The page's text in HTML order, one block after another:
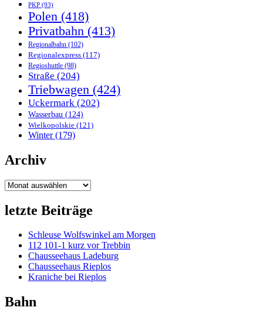
PKP (93)
Polen (418)
Privatbahn (413)
Regionalbahn (102)
Regionalexpress (117)
Regioshuttle (98)
Straße (204)
Triebwagen (424)
Uckermark (202)
Wasserbau (124)
Wielkopolskie (121)
Winter(179)
Archiv
Archiv
letzte Beiträge
Schleuse Wolfswinkel am Morgen
112 101-1 kurz vor Trebbin
Chausseehaus Ladeburg
Chausseehaus Rieplos
Kraniche bei Rieplos
Bahn